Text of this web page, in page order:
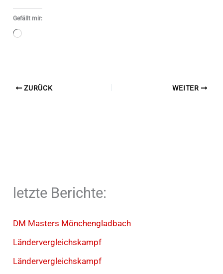
letzte Berichte:
DM Masters Mönchengladbach
Ländervergleichskampf
Ländervergleichskampf
Gefällt mir:
Wird
ZURÜCK WEITER